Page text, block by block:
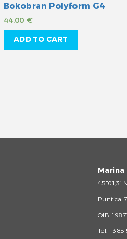
Bokobran Polyform G4
44,00€
ADD TO CART
Marina
45°01,3’
Puntica
OIB
Tel. +385